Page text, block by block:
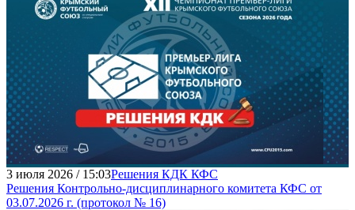
3 июля 2026 / 15:03Решения КДК КФС
Решения Контрольно-дисциплинарного комитета КФС от
03.07.2026 г. (протокол № 16)